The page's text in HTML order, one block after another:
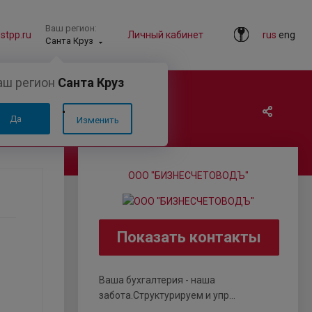
rus eng
Личный кабинет
Ваш регион:
Санта Круз
регион Санта Круз
Да Изменить
ООО "БИЗНЕСЧЕТОВОДЪ"
Показать контакты
Ваша бухгалтерия - наша
забота.Структурируем и упр...